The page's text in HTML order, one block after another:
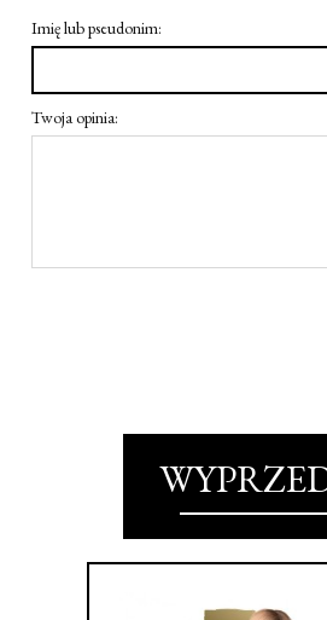
Imię lub pseudonim:
Twoja opinia: